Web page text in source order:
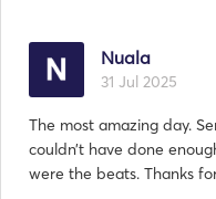
Nuala
31 Jul 2025
The most amazing day.
couldn’t have done
were the beats. Thanks